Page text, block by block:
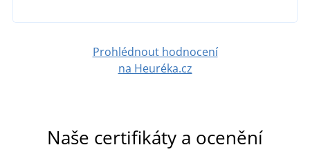
Prohlédnout hodnocení
na Heuréka.cz
Naše certifikáty a ocenění